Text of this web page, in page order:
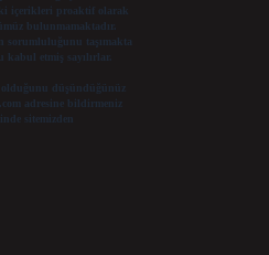
içerikleri proaktif olarak
bulunmamaktadır.
sorumluluğunu taşımakta
etmiş sayılırlar.
olduğunu düşündüğünüz
adresine bildirmeniz
sitemizden